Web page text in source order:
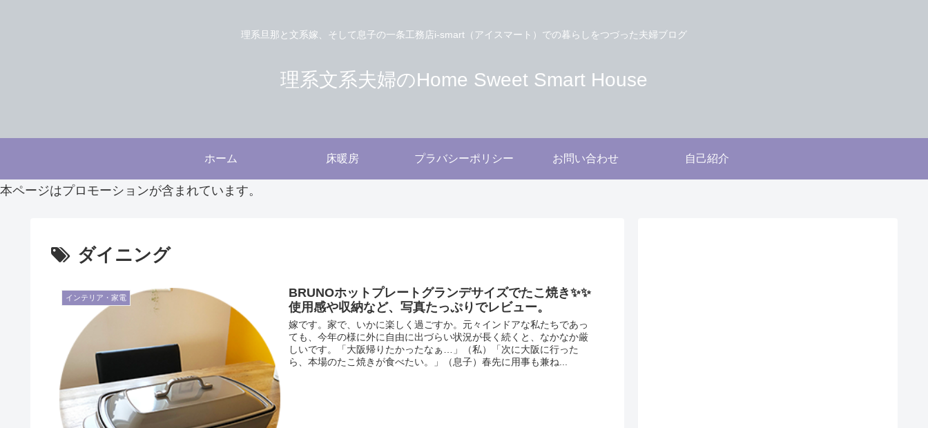
理系旦那と文系嫁、そして息子の一条工務店i-smart（アイスマート）での暮らしをつづった夫婦ブログ
理系文系夫婦のHome Sweet Smart House
ホーム 床暖房 プラバシーポリシー お問い合わせ 自己紹介
本ページはプロモーションが含まれています。
ダイニング
インテリア・家電
BRUNOホットプレートグランデサイズでたこ焼き✨✨
使用感や収納など、写真たっぷりでレビュー。
嫁です。家で、いかに楽しく過ごすか。元々インドアな私たちであっ
ても、今年の様に外に自由に出づらい状況が長く続くと、なかなか厳
しいです。「大阪帰りたかったなぁ…」（私）「次に大阪に行った
ら、本場のたこ焼きが食べたい。」（息子）春先に用事も兼ね...